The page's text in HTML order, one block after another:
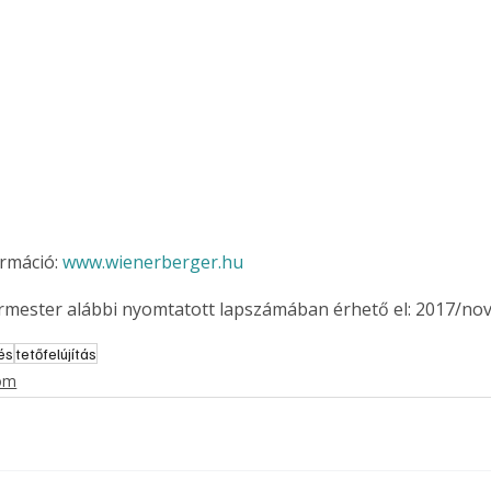
www.wienerberger.hu
alábbi nyomtatott lapszámában érhető el: 2017/
tetőfelújítás